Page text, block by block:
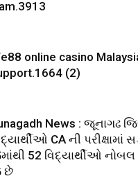
online casino
(2)
News : જૂનાગઢ
CA ની પરીક્ષામાં
52 વિદ્યાર્થીઓ નોબલ
છે